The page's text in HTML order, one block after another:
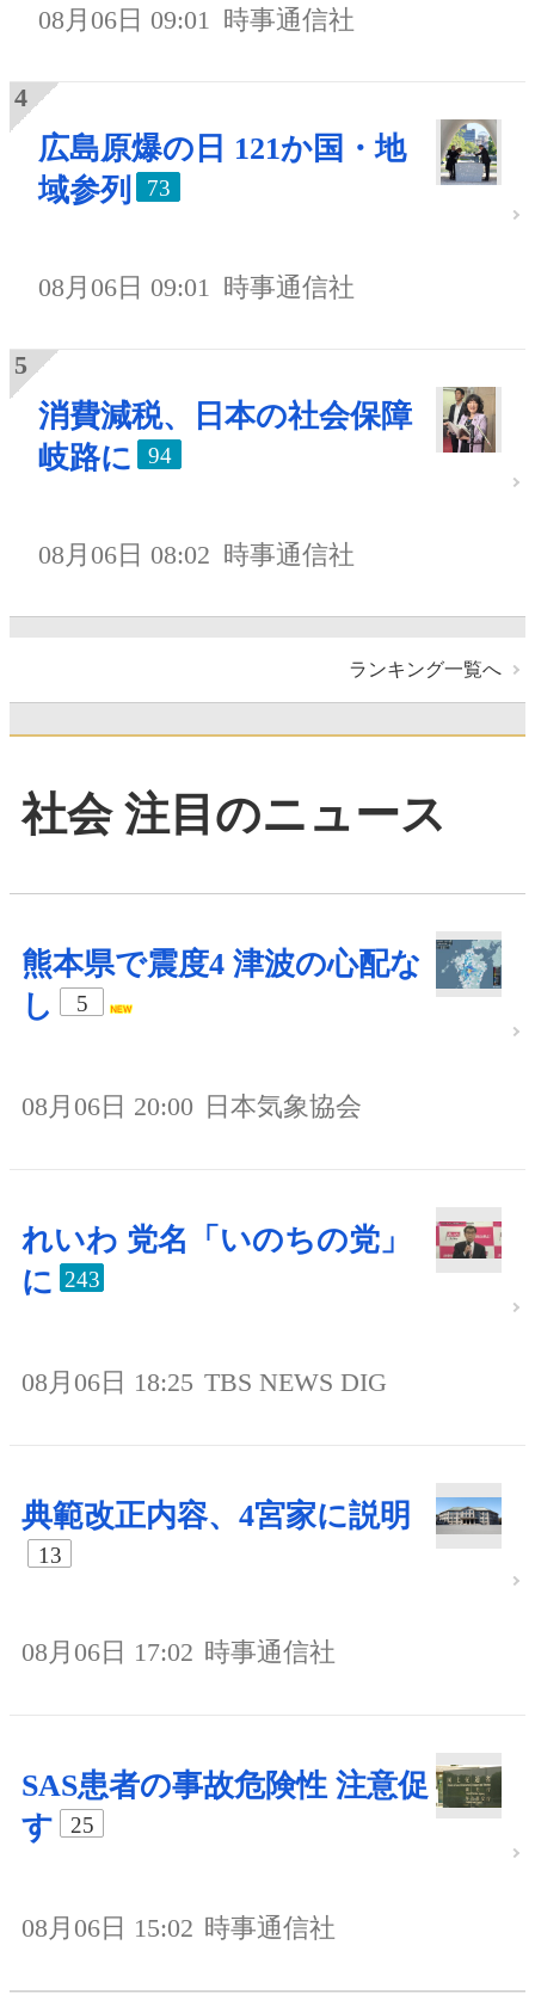
08月06日 09:01 時事通信社
広島原爆の日 121か国・地
域参列
73
08月06日 09:01 時事通信社
消費減税、日本の社会保障
岐路に
94
08月06日 08:02 時事通信社
ランキング一覧へ
社会 注目のニュース
熊本県で震度4 津波の心配な
し
5
08月06日 20:00 日本気象協会
れいわ 党名「いのちの党」
に 243
08月06日 18:25 TBS NEWS DIG
典範改正内容、4宮家に説明
13
08月06日 17:02 時事通信社
SAS患者の事故危険性 注意促
す
25
08月06日 15:02 時事通信社